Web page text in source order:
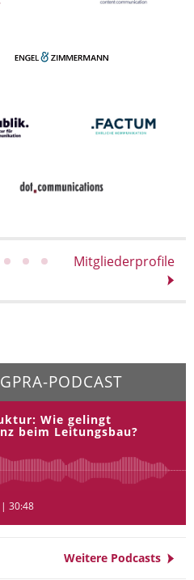
Mitgliederprofile
GPRA-PODCAST
Wie gelingt
beim Leitungsbau?
| 30:48
Weitere Podcasts